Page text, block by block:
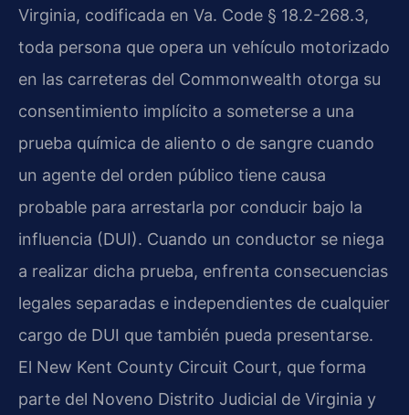
Virginia, codificada en Va. Code § 18.2-268.3,
toda persona que opera un vehículo motorizado
en las carreteras del Commonwealth otorga su
consentimiento implícito a someterse a una
prueba química de aliento o de sangre cuando
un agente del orden público tiene causa
probable para arrestarla por conducir bajo la
influencia (DUI). Cuando un conductor se niega
a realizar dicha prueba, enfrenta consecuencias
legales separadas e independientes de cualquier
cargo de DUI que también pueda presentarse.
El New Kent County Circuit Court, que forma
parte del Noveno Distrito Judicial de Virginia y